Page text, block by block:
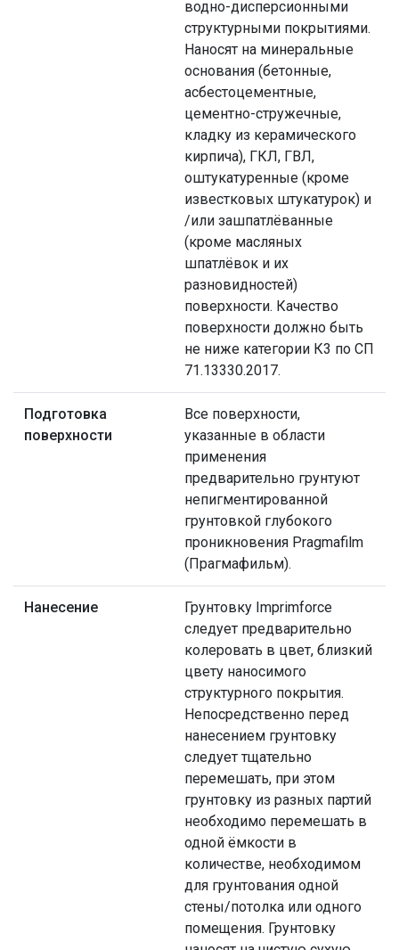
водно-дисперсионными
структурными покрытиями.
Наносят на минеральные
основания (бетонные,
асбестоцементные,
цементно-стружечные,
кладку из керамического
кирпича), ГКЛ, ГВЛ,
оштукатуренные (кроме
известковых штукатурок) и
/или зашпатлёванные
(кроме масляных
шпатлёвок и их
разновидностей)
поверхности. Качество
поверхности должно быть
не ниже категории К3 по СП
71.13330.2017.
Подготовка
поверхности
Все поверхности,
указанные в области
применения
предварительно грунтуют
непигментированной
грунтовкой глубокого
проникновения Pragmafilm
(Прагмафильм).
Нанесение
Грунтовку Imprimforce
следует предварительно
колеровать в цвет, близкий
цвету наносимого
структурного покрытия.
Непосредственно перед
нанесением грунтовку
следует тщательно
перемешать, при этом
грунтовку из разных партий
необходимо перемешать в
одной ёмкости в
количестве, необходимом
для грунтования одной
стены/потолка или одного
помещения. Грунтовку